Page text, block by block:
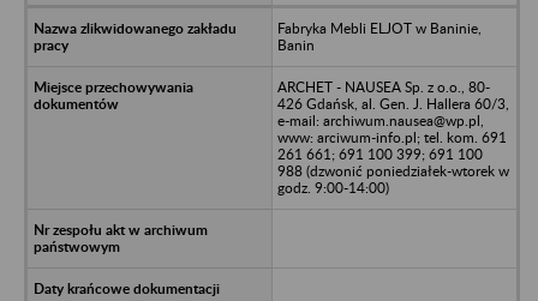
Fabryka Mebli ELJOT w Baninie,
Banin
ARCHET - NAUSEA Sp. z o.o., 80-
426 Gdańsk, al. Gen. J. Hallera 60/3,
e-mail: archiwum.nausea@wp.pl,
www: arciwum-info.pl; tel. kom. 691
261 661; 691 100 399; 691 100
988 (dzwonić poniedziałek-wtorek w
godz. 9:00-14:00)